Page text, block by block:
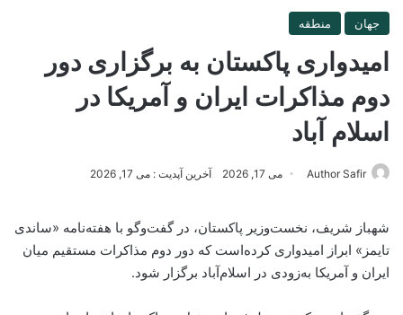
جهان منطقه
امیدواری پاکستان به برگزاری دور
دوم مذاکرات ایران و آمریکا در
اسلام آباد
Author Safir می 17, 2026 آخرین آپدیت : می 17, 2026
شهباز شریف، نخست‌وزیر پاکستان، در گفت‌وگو با هفته‌نامه «ساندی
تایمز» ابراز امیدواری کرده‌است که دور دوم مذاکرات مستقیم میان
ایران و آمریکا به‌زودی در اسلام‌آباد برگزار شود.